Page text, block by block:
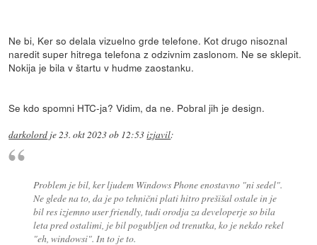
Ne bi, Ker so delala vizuelno grde telefone. Kot drugo nisoznal
naredit super hitrega telefona z odzivnim zaslonom. Ne se sklepit.
Nokija je bila v štartu v hudme zaostanku.
Se kdo spomni HTC-ja? Vidim, da ne. Pobral jih je design.
darkolord je23. okt 2023 ob 12:53izjavil:
Problem je bil, ker ljudem Windows Phone enostavno "ni sedel".
Ne glede na to, da je po tehnični plati hitro prešišal ostale in je
bil res izjemno user friendly, tudi orodja za developerje so bila
leta pred ostalimi, je bil pogubljen od trenutka, ko je nekdo rekel
"eh, windowsi". In to je to.